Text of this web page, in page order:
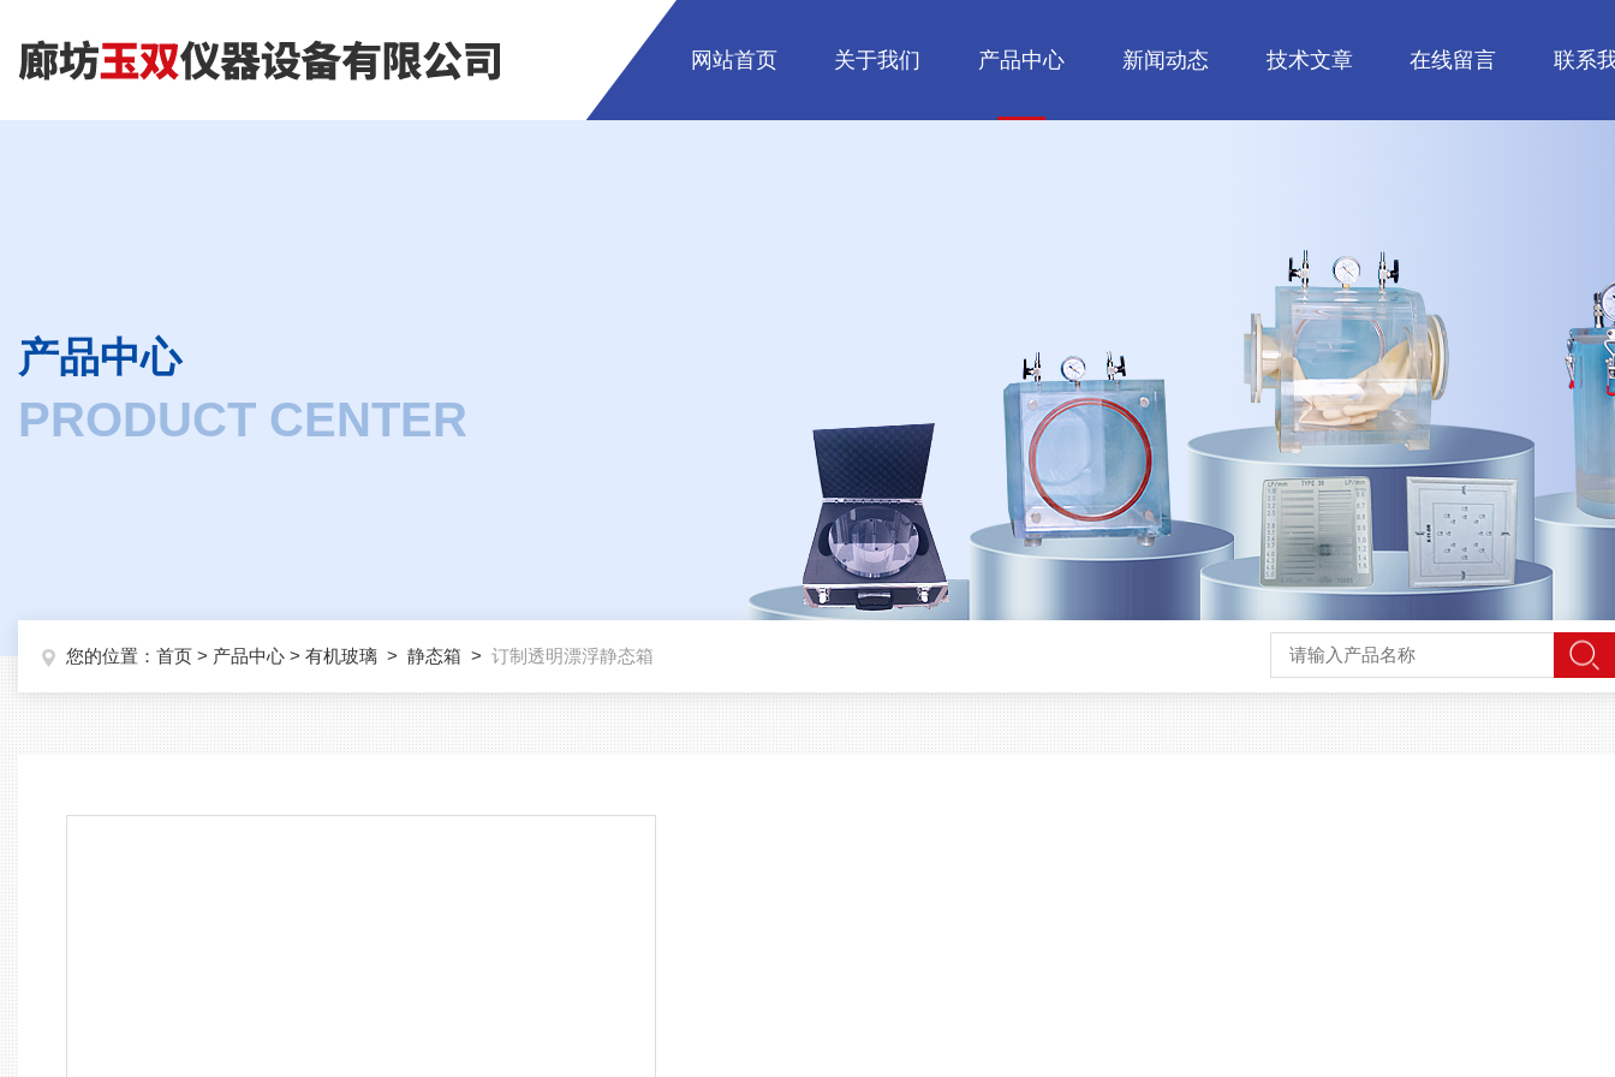
网站首页 关于我们 产品中心 新闻动态 技术文章 在线留言 联系
产品中心
PRODUCT CENTER
您的位置： 首页 > 产品中心 > 有机玻璃 > 静态箱 > 订制透明漂浮静态箱